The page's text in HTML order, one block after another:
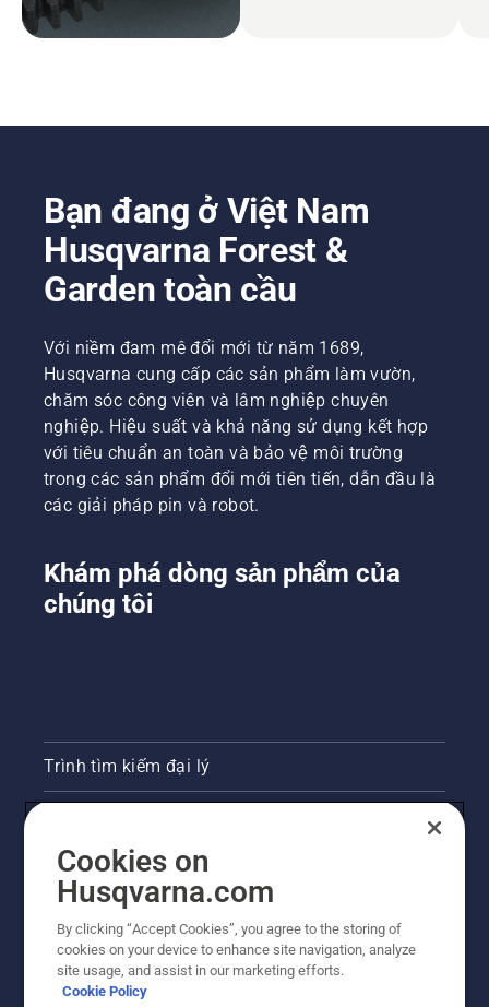
Bạn đang ở Việt Nam
Husqvarna Forest &
Garden toàn cầu
Với niềm đam mê đổi mới từ năm 1689,
Husqvarna cung cấp các sản phẩm làm vườn,
chăm sóc công viên và lâm nghiệp chuyên
nghiệp. Hiệu suất và khả năng sử dụng kết hợp
với tiêu chuẩn an toàn và bảo vệ môi trường
trong các sản phẩm đổi mới tiên tiến, dẫn đầu là
các giải pháp pin và robot.
Khám phá dòng sản phẩm của
chúng tôi
Trình tìm kiếm đại lý
Phòng họp báo
Trang web Husqvarna khác
Cookies on
Husqvarna.com
By clicking “Accept Cookies”, you agree to the storing of
cookies on your device to enhance site navigation, analyze
site usage, and assist in our marketing efforts.
Cookie Policy